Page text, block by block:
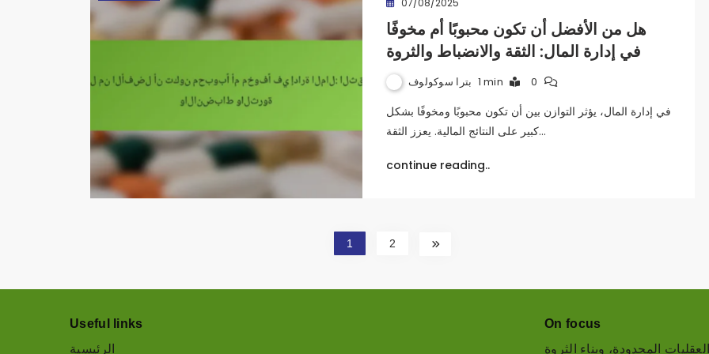
07/08/2025
هل من الأفضل أن تكون محبوبًا أم مخوفًا
في إدارة المال: الثقة والانضباط والثروة
بترا سوكولوف 1 min 0
في إدارة المال، يؤثر التوازن بين أن تكون محبوبًا ومخوفًا بشكل
كبير على النتائج المالية. يعزز الثقة…
continue reading..
1 2
Useful links
الرئيسية
On focus
المحدودة، وبناء الثروة